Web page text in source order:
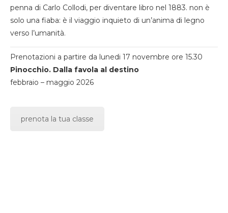
penna di Carlo Collodi, per diventare libro nel 1883. non è
solo una fiaba: è il viaggio inquieto di un’anima di legno
verso l’umanità.
Prenotazioni a partire da lunedi 17 novembre ore 15.30
Pinocchio. Dalla favola al destino
febbraio – maggio 2026
prenota la tua classe